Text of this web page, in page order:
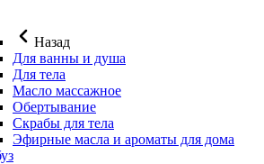
Назад
Для ванны и душа
Для тела
Масло массажное
Обертывание
Скрабы для тела
Эфирные масла и ароматы для дома